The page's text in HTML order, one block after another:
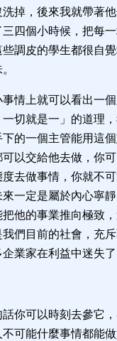
洗掉，後來我就帶著
四個小時候，把每
調皮的學生都很自
情上就可以看出一
切就是一」的道理
的一個主管能用這
以交給他去做，你
去做事情，你就不
一定是屬於內心寧
他的事業推向極致，
們目前的社會，充
業家在利益中迷失了
你可以時刻去參它
可能什麼事情都能